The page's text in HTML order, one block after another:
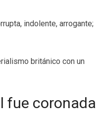
indolente, arrogante;
británico con un
fue coronada